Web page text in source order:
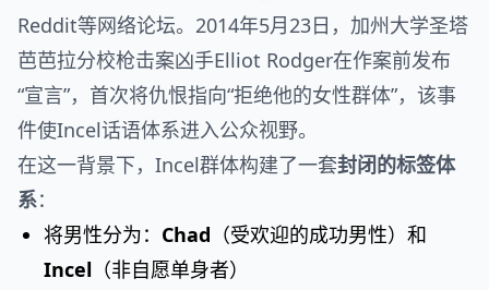
Reddit等网络论坛。2014年5月23日，加州大学圣塔
芭芭拉分校枪击案凶手Elliot Rodger在作案前发布
“宣言”，首次将仇恨指向“拒绝他的女性群体”，该事
件使Incel话语体系进入公众视野。
在这一背景下，Incel群体构建了一套封闭的标签体
系：
将男性分为： Chad （受欢迎的成功男性）和
Incel （非自愿单身者）